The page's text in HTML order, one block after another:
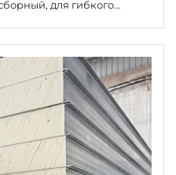
для гибкого
жилья, офиса, отеля,
из сэндвич-панелей